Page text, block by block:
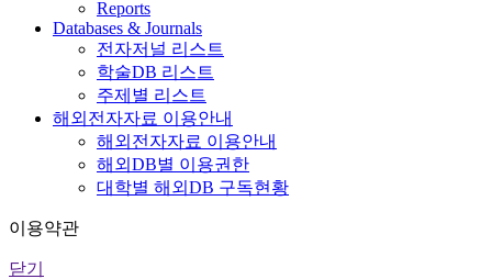
Reports
Databases & Journals
전자저널 리스트
학술DB 리스트
주제별 리스트
해외전자자료 이용안내
해외전자자료 이용안내
해외DB별 이용권한
대학별 해외DB 구독현황
이용약관
닫기